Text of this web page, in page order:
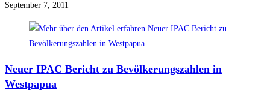
September 7, 2011
Neuer IPAC Bericht zu Bevölkerungszahlen in
Westpapua